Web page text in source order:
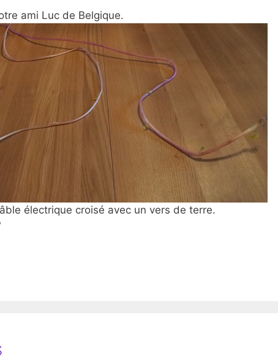
ami Luc de Belgique.
électrique croisé avec un vers de terre.